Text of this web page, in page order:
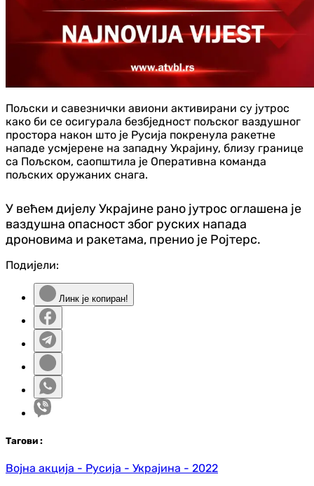
Пољски и савезнички авиони активирани су јутрос
како би се осигурала безбједност пољског ваздушног
простора након што је Русија покренула ракетне
нападе усмјерене на западну Украјину, близу границе
са Пољском, саопштила је Оперативна команда
пољских оружаних снага.
У већем дијелу Украјине рано јутрос оглашена је
ваздушна опасност због руских напада
дроновима и ракетама, пренио је Ројтерс.
Подијели:
Линк је копиран!
Тагови :
Војна акција - Русија - Украјина - 2022